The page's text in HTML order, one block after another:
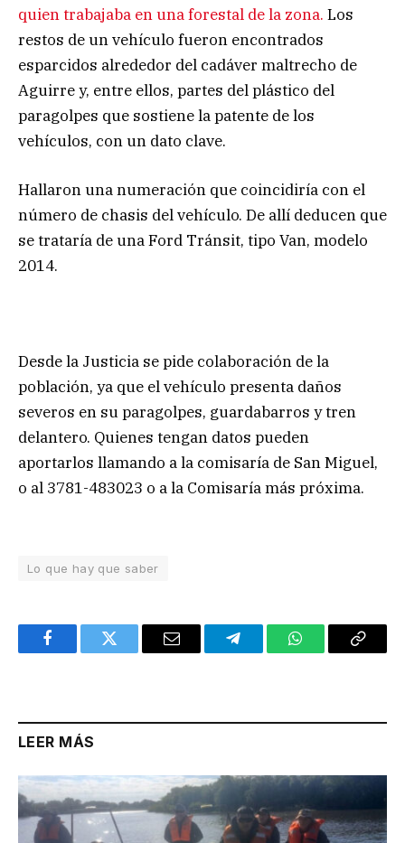
quien trabajaba en una forestal de la zona. Los
restos de un vehículo fueron encontrados
esparcidos alrededor del cadáver maltrecho de
Aguirre y, entre ellos, partes del plástico del
paragolpes que sostiene la patente de los
vehículos, con un dato clave.
Hallaron una numeración que coincidiría con el
número de chasis del vehículo. De allí deducen que
se trataría de una Ford Tránsit, tipo Van, modelo
2014.
Desde la Justicia se pide colaboración de la
población, ya que el vehículo presenta daños
severos en su paragolpes, guardabarros y tren
delantero. Quienes tengan datos pueden
aportarlos llamando a la comisaría de San Miguel,
o al 3781-483023 o a la Comisaría más próxima.
Lo que hay que saber
FacebookTwitter Email TelegramWhatsAppCopy
LEER MÁS